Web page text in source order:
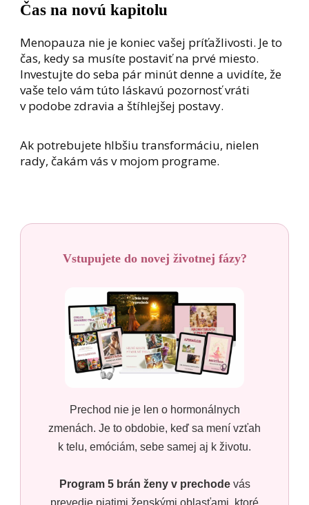
Čas na novú kapitolu
Menopauza nie je koniec vašej príťažlivosti. Je to
čas, kedy sa musíte postaviť na prvé miesto.
Investujte do seba pár minút denne a uvidíte, že
vaše telo vám túto láskavú pozornosť vráti
v podobe zdravia a štíhlejšej postavy.
Ak potrebujete hlbšiu transformáciu, nielen
rady, čakám vás v mojom programe.
Vstupujete do novej životnej fázy?
Prechod nie je len o hormonálnych
zmenách. Je to obdobie, keď sa mení vzťah
k telu, emóciám, sebe samej aj k životu.
Program 5 brán ženy v prechodevás